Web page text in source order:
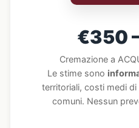
€350
Cremazione a
Le stime sono
territoriali, costi medi
comuni. Nessun